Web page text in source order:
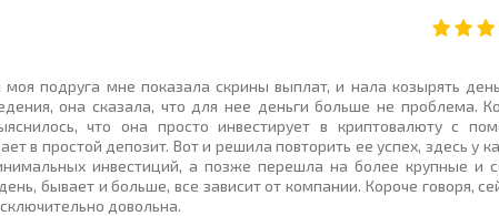
подруга мне показала скрины выплат, и нала козырять
она сказала, что для нее деньги больше не проблема.
что она просто инвестирует в криптовалюту с
в простой депозит. Вот и решила повторить ее успех, здесь у
инвестиций, а позже перешла на более крупные и
бывает и больше, все зависит от компании. Короче говоря,
довольна.